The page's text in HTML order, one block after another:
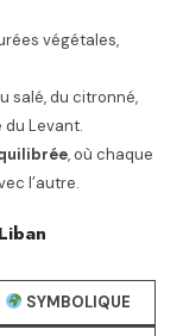
végétales,
salé, du citronné,
Levant.
, où chaque
l’autre.
SYMBOLIQUE